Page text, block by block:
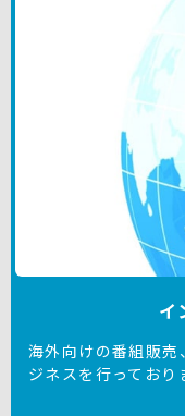
イ
海外向けの番組販
ジネスを行っており